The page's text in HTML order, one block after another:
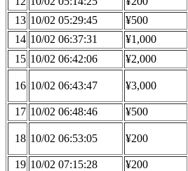
13 10/02 05:29:45 ¥500
14 10/02 06:37:31 ¥1,000
15 10/02 06:42:06 ¥2,000
16 10/02 06:43:47 ¥3,000
17 10/02 06:48:46 ¥500
18 10/02 06:53:05 ¥200
19 10/02 07:15:28 ¥200